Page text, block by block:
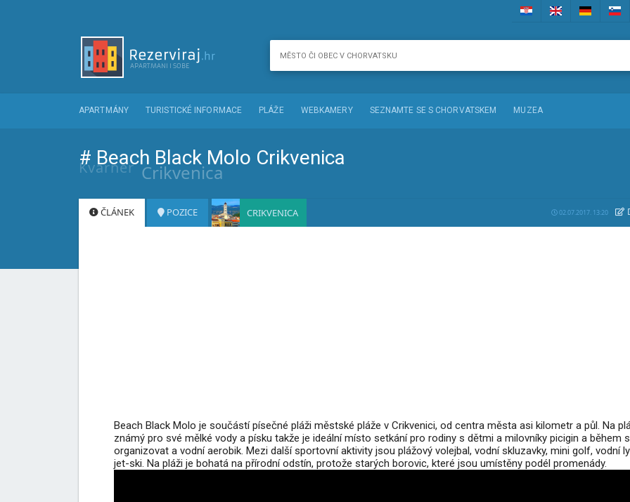
APARTMÁNY TURISTICKÉ INFORMACE PLÁŽE WEBKAMERY SEZNAMTE SE S CHORVATSKEM MUZEA
# Beach Black Molo Crikvenica
Kvarner Crikvenica
ČLÁNEK POZICE CRIKVENICA 02.07.2017. 13:20
Beach Black Molo je součástí písečné pláži městské pláže v Crikvenici, od centra města asi kilometr a půl. Na
známý pro své mělké vody a písku takže je ideální místo setkání pro rodiny s dětmi a milovníky picigin a během
organizovat a vodní aerobik. Mezi další sportovní aktivity jsou plážový volejbal, vodní skluzavky, mini golf, vodní
jet-ski. Na pláži je bohatá na přírodní odstín, protože starých borovic, které jsou umístěny podél promenády.